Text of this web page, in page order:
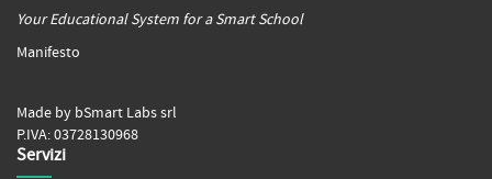
Your Educational System for a Smart School
Manifesto
Made by bSmart Labs srl
P.IVA: 03728130968
Servizi